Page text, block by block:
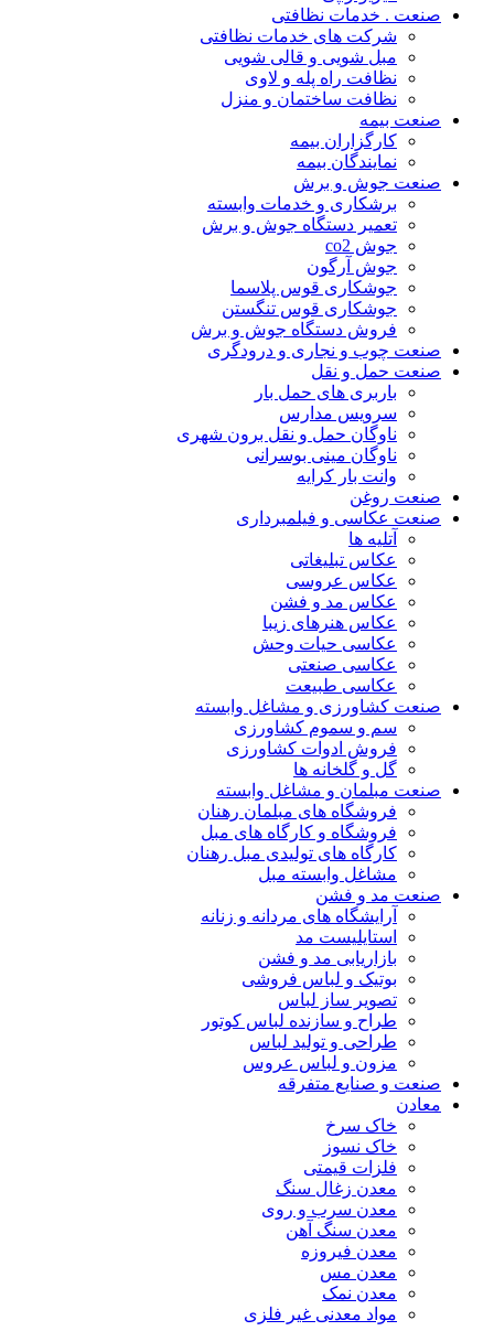
صنعت . خدمات نظافتی
شرکت های خدمات نظافتی
مبل شویی و قالی شویی
نظافت راه پله و لاوی
نظافت ساختمان و منزل
صنعت بیمه
کارگزاران بیمه
نمایندگان بیمه
صنعت جوش و برش
برشکاری و خدمات وابسته
تعمیر دستگاه جوش و برش
جوش co2
جوش آرگون
جوشکاری قوس پلاسما
جوشکاری قوس تنگستن
فروش دستگاه جوش و برش
صنعت چوب و نجاری و درودگری
صنعت حمل و نقل
باربری های حمل بار
سرویس مدارس
ناوگان حمل و نقل برون شهری
ناوگان مینی بوسرانی
وانت بار کرایه
صنعت روغن
صنعت عکاسی و فیلمبرداری
آتلیه ها
عکاس تبلیغاتی
عکاس عروسی
عکاس مد و فشن
عکاس هنرهای زیبا
عکاسی حیات وحش
عکاسی صنعتی
عکاسی طبیعت
صنعت کشاورزی و مشاغل وابسته
سم و سموم کشاورزی
فروش ادوات کشاورزی
گل و گلخانه ها
صنعت مبلمان و مشاغل وابسته
فروشگاه های مبلمان رهنان
فروشگاه و کارگاه های مبل
کارگاه های تولیدی مبل رهنان
مشاغل وابسته مبل
صنعت مد و فشن
آرایشگاه های مردانه و زنانه
استایلیست مد
بازاریابی مد و فشن
بوتیک و لباس فروشی
تصویر ساز لباس
طراح و سازنده لباس کوتور
طراحی و تولید لباس
مزون و لباس عروس
صنعت و صنایع متفرقه
معادن
خاک سرخ
خاک نسوز
فلزات قیمتی
معدن زغال سنگ
معدن سرب و روی
معدن سنگ آهن
معدن فیروزه
معدن مس
معدن نمک
مواد معدنی غیر فلزی